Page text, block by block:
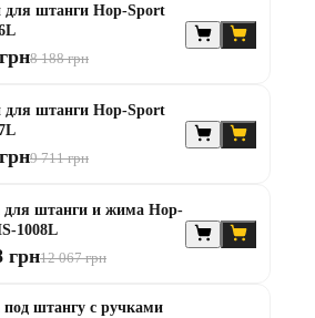
грифом
та лавками
та дисків
лежачи
для штанги Hop-Sport
8 188 грн
для штанги Hop-Sport
9 711 грн
для штанги и жима Hop-
1008L
грн12 067 грн
под штангу с ручками